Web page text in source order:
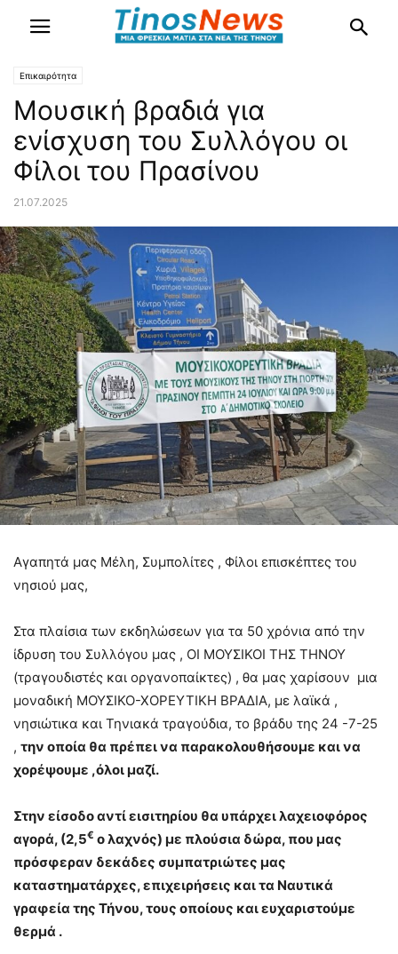
Επικαιρότητα
Μουσική βραδιά για
ενίσχυση του Συλλόγου οι
Φίλοι του Πρασίνου
21.07.2025
Αγαπητά μας Μέλη, Συμπολίτες , Φίλοι επισκέπτες του
νησιού μας,
Στα πλαίσια των εκδηλώσεων για τα 50 χρόνια από την
ίδρυση του Συλλόγου μας , ΟΙ ΜΟΥΣΙΚΟΙ ΤΗΣ ΤΗΝΟΥ
(τραγουδιστές και οργανοπαίκτες) , θα μας χαρίσουν μια
μοναδική ΜΟΥΣΙΚΟ-ΧΟΡΕΥΤΙΚΗ ΒΡΑΔΙΑ, με λαϊκά ,
νησιώτικα και Τηνιακά τραγούδια, το βράδυ της 24 -7-25
, την οποία θα πρέπει να παρακολουθήσουμε και να
χορέψουμε ,όλοι μαζί.
Στην είσοδο αντί εισιτηρίου θα υπάρχει λαχειοφόρος
αγορά, (2,5€ ο λαχνός) με πλούσια δώρα, που μας
πρόσφεραν δεκάδες συμπατριώτες μας
καταστηματάρχες, επιχειρήσεις και τα Ναυτικά
γραφεία της Τήνου, τους οποίους και ευχαριστούμε
θερμά .